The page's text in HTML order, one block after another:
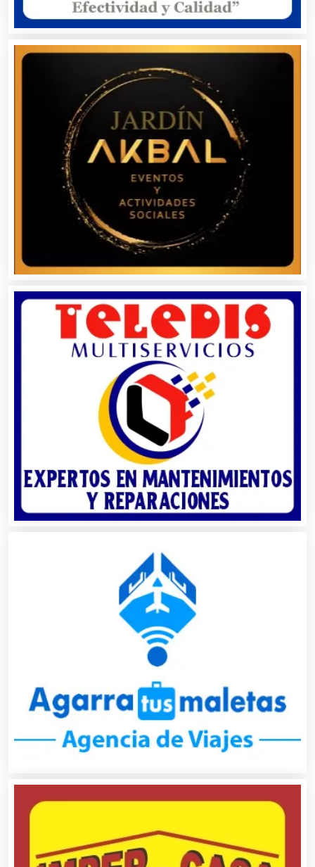
Artículos de Piel
Artículos Deportivos
Artículos Importados
Artículos para el Hogar
Artículos para Regalos
Artículos Personales
Artículos Publicitarios
Aseguradoras
Asesores Técnicos
Asesoría Fiscal
Asociaciones Civiles
Asociaciones Empresariales
Audio, Sonido e Iluminación